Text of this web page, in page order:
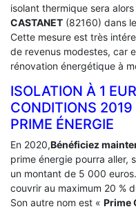
isolant thermique sera
CASTANET (82160) dans
Cette mesure est très
de revenus modestes, car
rénovation énergétique à
ISOLATION À 1
CONDITIONS
PRIME ÉNERGIE
En 2020,Bénéficiez
prime énergie pourra aller,
un montant de 5 000
couvrir au maximum 20 %
Son autre nom est « Prime